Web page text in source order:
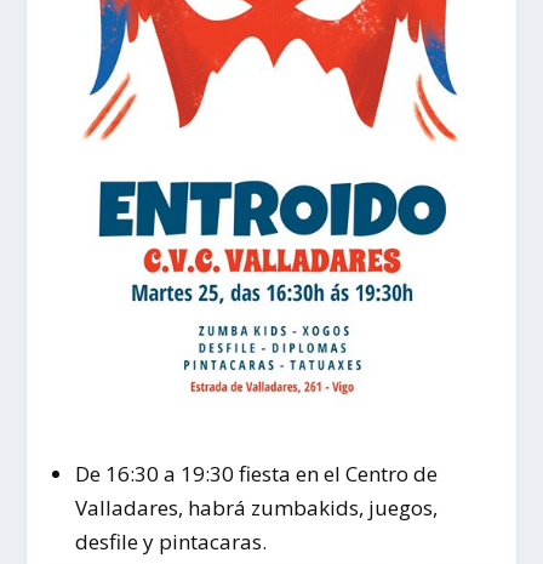
De 16:30 a 19:30 fiesta en el Centro de
Valladares, habrá zumbakids, juegos,
desfile y pintacaras.